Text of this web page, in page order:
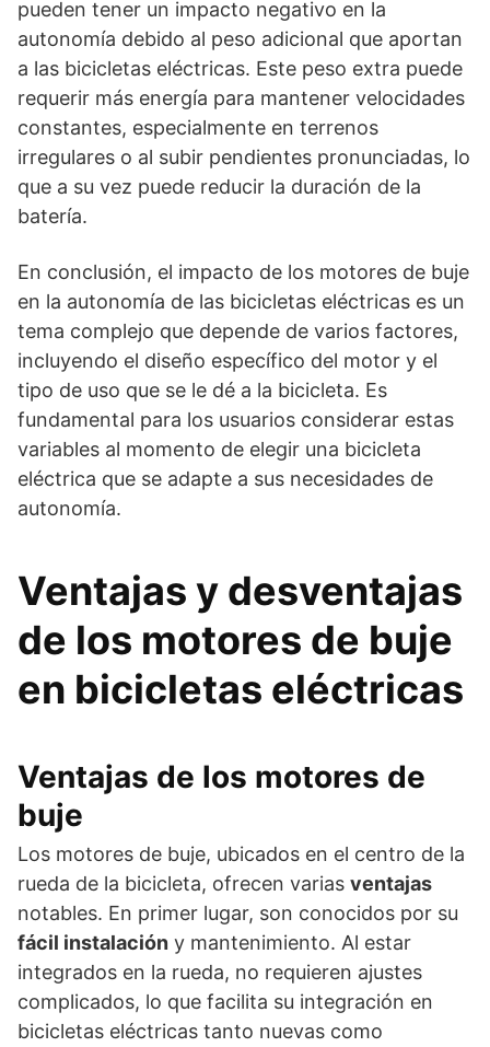
pueden tener un impacto negativo en la
autonomía debido al peso adicional que aportan
a las bicicletas eléctricas. Este peso extra puede
requerir más energía para mantener velocidades
constantes, especialmente en terrenos
irregulares o al subir pendientes pronunciadas, lo
que a su vez puede reducir la duración de la
batería.
En conclusión, el impacto de los motores de buje
en la autonomía de las bicicletas eléctricas es un
tema complejo que depende de varios factores,
incluyendo el diseño específico del motor y el
tipo de uso que se le dé a la bicicleta. Es
fundamental para los usuarios considerar estas
variables al momento de elegir una bicicleta
eléctrica que se adapte a sus necesidades de
autonomía.
Ventajas y desventajas
de los motores de buje
en bicicletas eléctricas
Ventajas de los motores de
buje
Los motores de buje, ubicados en el centro de la
rueda de la bicicleta, ofrecen varias ventajas
notables. En primer lugar, son conocidos por su
fácil instalación y mantenimiento. Al estar
integrados en la rueda, no requieren ajustes
complicados, lo que facilita su integración en
bicicletas eléctricas tanto nuevas como